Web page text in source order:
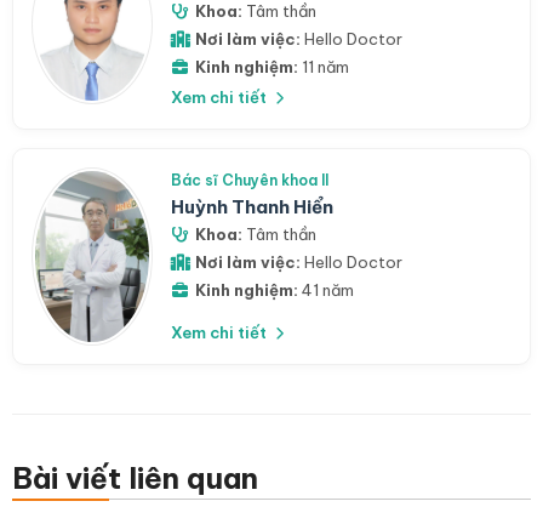
Khoa: Tâm thần
Nơi làm việc: Hello Doctor
Kinh nghiệm: 11 năm
Xem chi tiết
Bác sĩ Chuyên khoa II
Huỳnh Thanh Hiển
Khoa: Tâm thần
Nơi làm việc: Hello Doctor
Kinh nghiệm: 41 năm
Xem chi tiết
Bài viết liên quan